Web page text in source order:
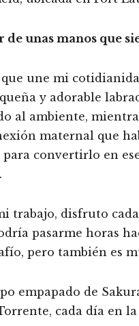
de unas manos que
une mi
y adorable
al ambiente,
maternal que
convertirlo en
trabajo, disfruto
pasarme horas
pero también es
empapado de
cada día en